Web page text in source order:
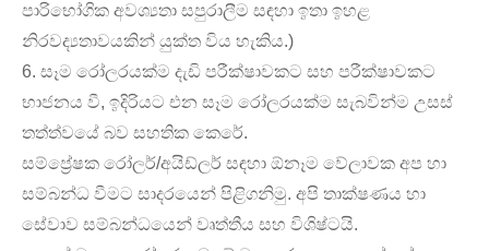
පාරිභෝගික අවශ්‍යතා සපුරාලීම සඳහා ඉතා ඉහළ
නිරවද්‍යතාවයකින් යුක්ත විය හැකිය.)
6. සෑම රෝලරයක්ම දැඩි පරීක්ෂාවකට සහ පරීක්ෂාවකට
භාජනය වී, ඉදිරියට එන සෑම රෝලරයක්ම සැබවින්ම උසස්
තත්ත්වයේ බව සහතික කෙරේ.
සම්ප්‍රේෂක රෝලර්/අයිඩ්ලර් සඳහා ඕනෑම වේලාවක අප හා
සම්බන්ධ වීමට සාදරයෙන් පිළිගනිමු. අපි තාක්ෂණය හා
සේවාව සම්බන්ධයෙන් වෘත්තීය සහ විශිෂ්ටයි.